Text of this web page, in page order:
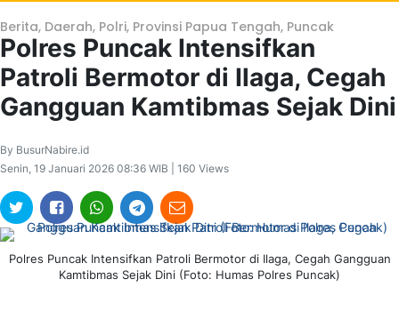
Berita, Daerah, Polri, Provinsi Papua Tengah, Puncak
Polres Puncak Intensifkan
Patroli Bermotor di Ilaga, Cegah
Gangguan Kamtibmas Sejak Dini
By BusurNabire.id
Senin, 19 Januari 2026 08:36 WIB | 160 Views
Polres Puncak Intensifkan Patroli Bermotor di Ilaga, Cegah Gangguan
Kamtibmas Sejak Dini (Foto: Humas Polres Puncak)